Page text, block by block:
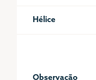
Hélice
Observação